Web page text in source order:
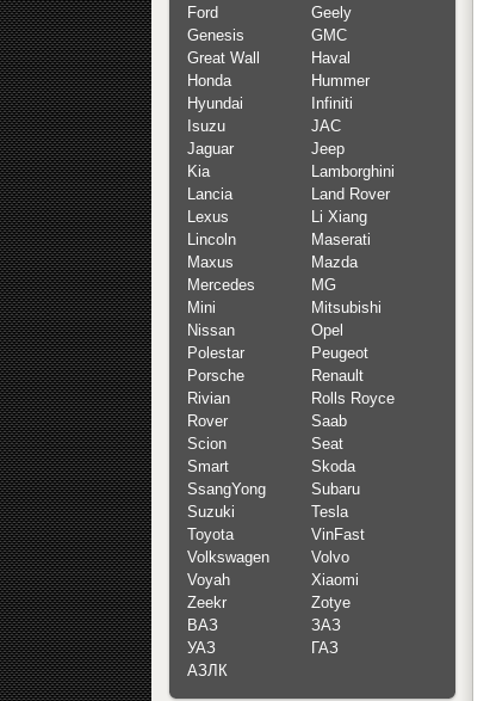
Ford
Geely
Genesis
GMC
Great Wall
Haval
Honda
Hummer
Hyundai
Infiniti
Isuzu
JAC
Jaguar
Jeep
Kia
Lamborghini
Lancia
Land Rover
Lexus
Li Xiang
Lincoln
Maserati
Maxus
Mazda
Mercedes
MG
Mini
Mitsubishi
Nissan
Opel
Polestar
Peugeot
Porsche
Renault
Rivian
Rolls Royce
Rover
Saab
Scion
Seat
Smart
Skoda
SsangYong
Subaru
Suzuki
Tesla
Toyota
VinFast
Volkswagen
Volvo
Voyah
Xiaomi
Zeekr
Zotye
ВАЗ
ЗАЗ
УАЗ
ГАЗ
АЗЛК